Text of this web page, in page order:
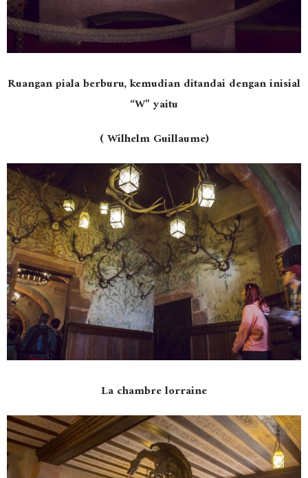
Ruangan piala berburu, kemudian ditandai dengan inisial
“W” yaitu
( Wilhelm Guillaume)
La chambre lorraine